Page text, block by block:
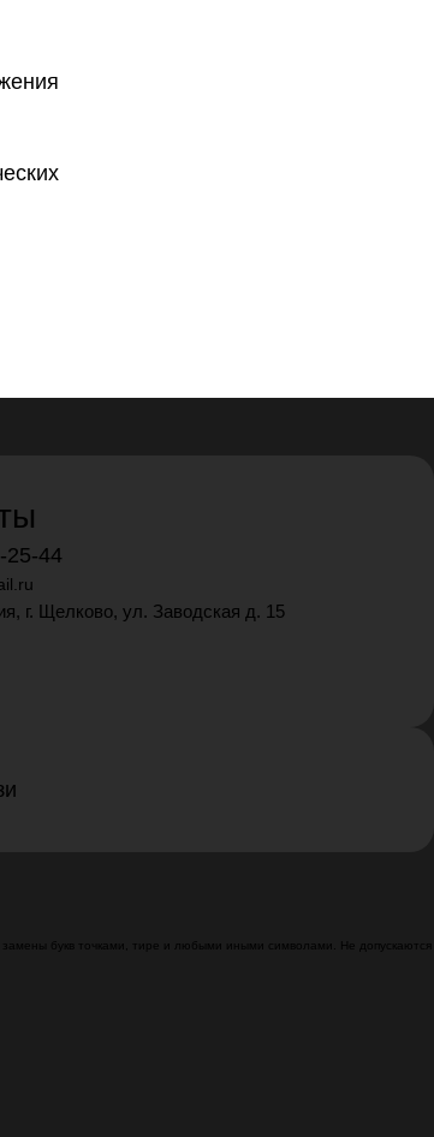
25-44
г. Щелково, ул. Заводская д. 15
букв точками, тире и любыми иными символами. Не допускаются